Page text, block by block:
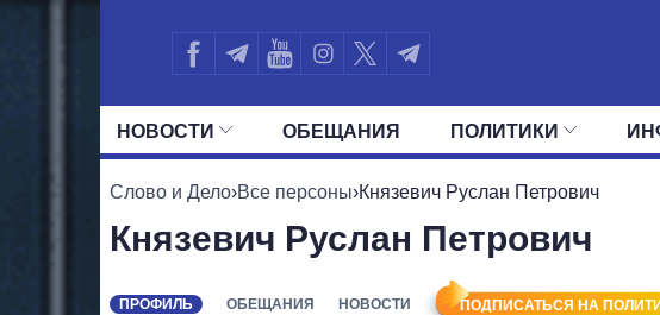
НОВОСТИ
ЛЕНТА
ОБЕЩАНИЯ ПОЛИТИКИ
ВСЕ ПОЛИТИКИ ПРЕЗИДЕНТ И ОФИС ВЕРХОВНАЯ
Слово и Дело›Все персоны›Князевич Руслан Петрович
Князевич Руслан Петрович
ПРОФИЛЬ ОБЕЩАНИЯ НОВОСТИ ПОДПИСАТЬСЯ НА